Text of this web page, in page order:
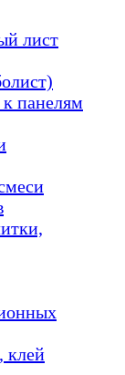
лист
панелям
клей